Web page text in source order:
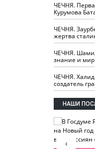
ЧЕЧНЯ.
Курумова
ЧЕЧНЯ.
жертва
ЧЕЧНЯ.
знание и мир
ЧЕЧНЯ.
создатель
НАШИ
‹